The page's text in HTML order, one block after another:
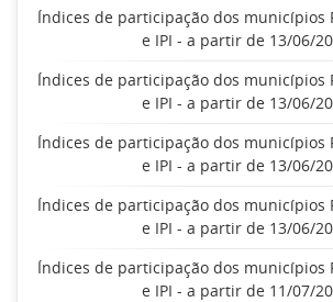
Índices de participação dos municípios
e IPI - a partir de 13/06/
Índices de participação dos municípios
e IPI - a partir de 13/06/
Índices de participação dos municípios
e IPI - a partir de 13/06/
Índices de participação dos municípios
e IPI - a partir de 13/06/
Índices de participação dos municípios
e IPI - a partir de 11/07/